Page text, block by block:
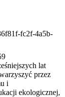
fc2f-4a5b-
lat
przez
i
ekologicznej,